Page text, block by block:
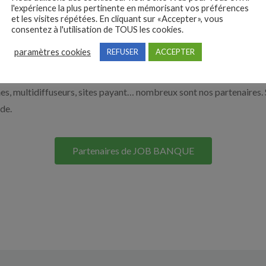
site. Découvrez nos solutions pour vous aider à recruter en
Nos solutions entreprises
multidiffuseurs, sites payant… nombreux sont nos partenaires.
Partenaires de JOB BANQUE
l'expérience la plus pertinente en mémorisant vos préférences
et les visites répétées. En cliquant sur «Accepter», vous
consentez à l'utilisation de TOUS les cookies.
paramètres cookies REFUSER ACCEPTER